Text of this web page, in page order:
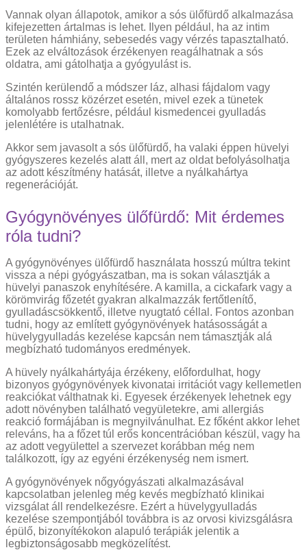
Vannak olyan állapotok, amikor a sós ülőfürdő alkalmazása
kifejezetten ártalmas is lehet. Ilyen például, ha az intim
területen hámhiány, sebesedés vagy vérzés tapasztalható.
Ezek az elváltozások érzékenyen reagálhatnak a sós
oldatra, ami gátolhatja a gyógyulást is.
Szintén kerülendő a módszer láz, alhasi fájdalom vagy
általános rossz közérzet esetén, mivel ezek a tünetek
komolyabb fertőzésre, például kismedencei gyulladás
jelenlétére is utalhatnak.
Akkor sem javasolt a sós ülőfürdő, ha valaki éppen hüvelyi
gyógyszeres kezelés alatt áll, mert az oldat befolyásolhatja
az adott készítmény hatását, illetve a nyálkahártya
regenerációját.
Gyógynövényes ülőfürdő: Mit érdemes
róla tudni?
A gyógynövényes ülőfürdő használata hosszú múltra tekint
vissza a népi gyógyászatban, ma is sokan választják a
hüvelyi panaszok enyhítésére. A kamilla, a cickafark vagy a
körömvirág főzetét gyakran alkalmazzák fertőtlenítő,
gyulladáscsökkentő, illetve nyugtató céllal. Fontos azonban
tudni, hogy az említett gyógynövények hatásosságát a
hüvelygyulladás kezelése kapcsán nem támasztják alá
megbízható tudományos eredmények.
A hüvely nyálkahártyája érzékeny, előfordulhat, hogy
bizonyos gyógynövények kivonatai irritációt vagy kellemetlen
reakciókat válthatnak ki. Egyesek érzékenyek lehetnek egy
adott növényben található vegyületekre, ami allergiás
reakció formájában is megnyilvánulhat. Ez főként akkor lehet
releváns, ha a főzet túl erős koncentrációban készül, vagy ha
az adott vegyülettel a szervezet korábban még nem
találkozott, így az egyéni érzékenység nem ismert.
A gyógynövények nőgyógyászati alkalmazásával
kapcsolatban jelenleg még kevés megbízható klinikai
vizsgálat áll rendelkezésre. Ezért a hüvelygyulladás
kezelése szempontjából továbbra is az orvosi kivizsgálásra
épülő, bizonyítékokon alapuló terápiák jelentik a
legbiztonságosabb megközelítést.